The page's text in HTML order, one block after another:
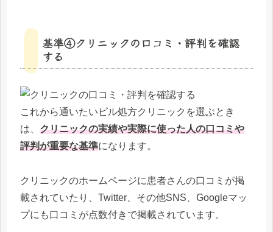
基準④クリニックの口コミ・評判を確認
する
これから通いたいピル処方クリニックを選ぶとき
は、 クリニックの実績や実際に使った人の口コミや
評判が重要な基準になります。
クリニックのホームページに患者さんの口コミが掲
載されていたり、Twitter、その他SNS、Googleマッ
プにも口コミが点数付きで掲載されています。